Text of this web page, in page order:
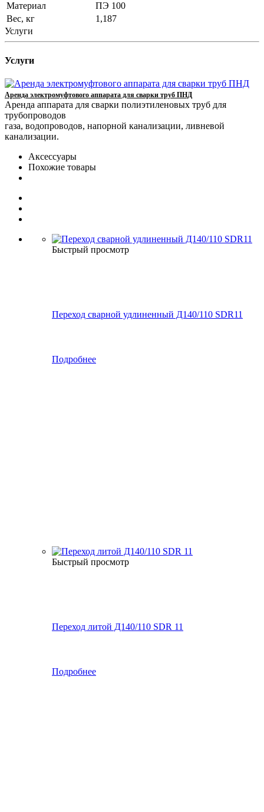
Материал
ПЭ 100
Вес, кг
1,187
Услуги
Услуги
Аренда электромуфтового аппарата для сварки труб ПНД
Аренда аппарата для сварки полиэтиленовых труб для
трубопроводов
газа, водопроводов, напорной канализации, ливневой
канализации.
Аксессуары
Похожие товары
Быстрый просмотр
Переход сварной удлиненный Д140/110 SDR11
Подробнее
Быстрый просмотр
Переход литой Д140/110 SDR 11
Подробнее